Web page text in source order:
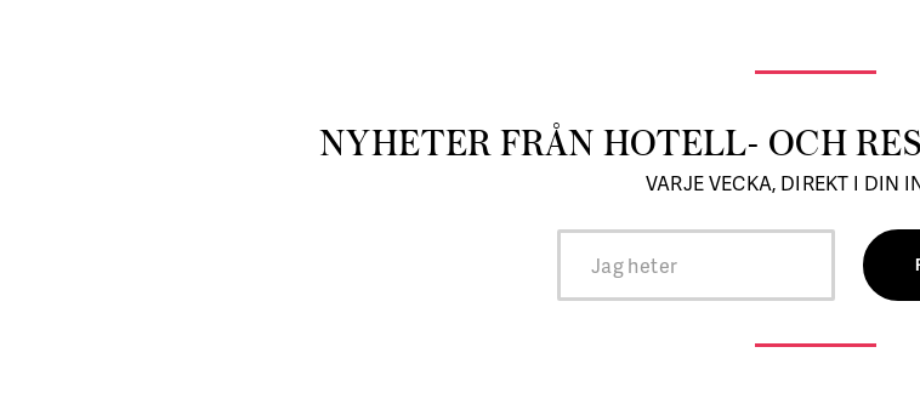
NYHETER FRÅN HOTELL- OCH
VARJE VECKA, DIREKT I DIN